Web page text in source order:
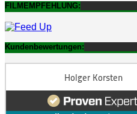
FILMEMPFEHLUNG:
Kundenbewertungen: